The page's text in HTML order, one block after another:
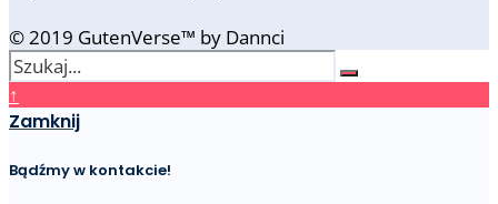
© 2019 GutenVerse™ by Dannci
↑
Zamknij
Bądźmy w kontakcie!